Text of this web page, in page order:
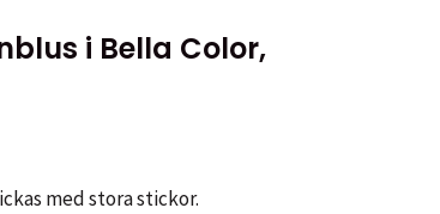
i Bella Color,
med stora stickor.